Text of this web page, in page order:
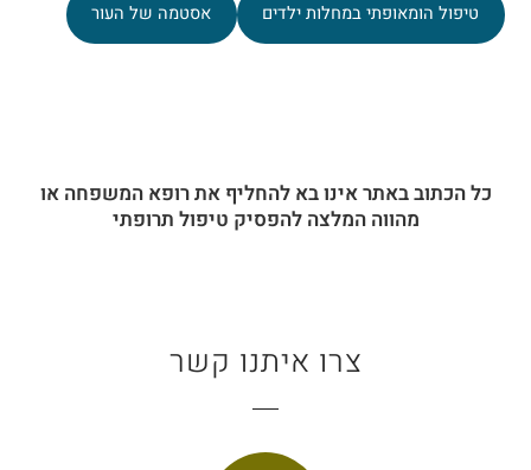
טיפול הומאופתי במחלות ילדים אסטמה של העור
כל הכתוב באתר אינו בא להחליף את רופא המשפחה או
מהווה המלצה להפסיק טיפול תרופתי
צרו איתנו קשר